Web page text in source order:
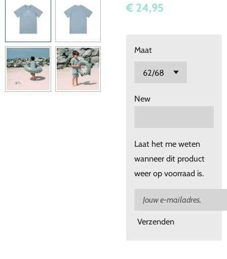
€ 24,95
Maat
New
Laat het me weten
wanneer dit product
weer op voorraad is.
Verzenden